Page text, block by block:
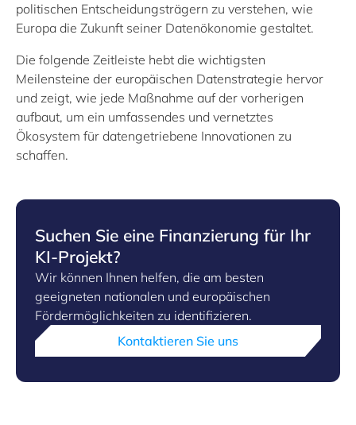
politischen Entscheidungsträgern zu verstehen, wie
Europa die Zukunft seiner Datenökonomie gestaltet.
Die folgende Zeitleiste hebt die wichtigsten
Meilensteine der europäischen Datenstrategie hervor
und zeigt, wie jede Maßnahme auf der vorherigen
aufbaut, um ein umfassendes und vernetztes
Ökosystem für datengetriebene Innovationen zu
schaffen.
Suchen Sie eine Finanzierung für Ihr
KI-Projekt?
Wir können Ihnen helfen, die am besten
geeigneten nationalen und europäischen
Fördermöglichkeiten zu identifizieren.
Kontaktieren Sie uns